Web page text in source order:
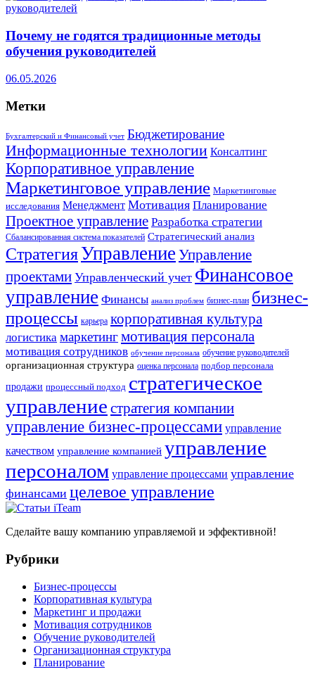
Почему не годятся традиционные методы
обучения руководителей
06.05.2026
Метки
Бухгалтерский и Финансовый учет Бюджетирование
Информационные технологии Консалтинг
Корпоративное управление
Маркетинговое управление Маркетинговые
исследования Менеджмент Мотивация Планирование
Проектное управление Разработка стратегии
Сбалансированная система показателей Стратегический анализ
СтратегияУправление Управление
проектами Управленческий учет Финансовое
управление Финансы анализ проблем бизнес-план бизнес-
процессы карьера корпоративная культура
логистика маркетингмотивация персонала
мотивация сотрудников обучение персонала обучение руководителей
организационная структура оценка персонала подбор персонала
продажи процессный подход стратегическое
управление стратегия компании
управление бизнес-процессами управление
качеством управление компанией управление
персоналом управление процессами управление
финансами целевое управление
Сделайте вашу компанию управляемой и эффективной!
Рубрики
Бизнес-процессы
Корпоративная культура
Маркетинг и продажи
Мотивация сотрудников
Обучение руководителей
Организационная структура
Планирование